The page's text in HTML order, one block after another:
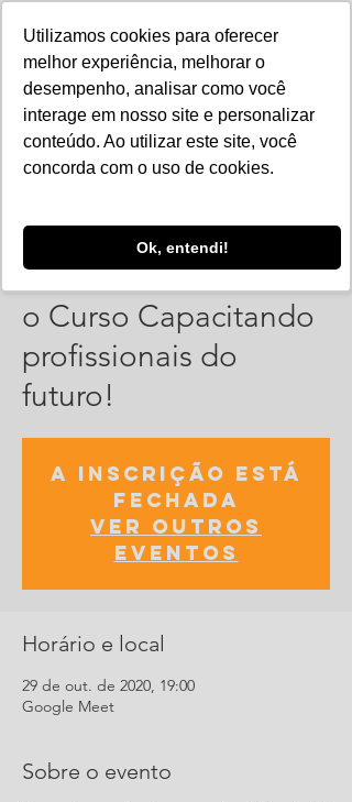
Utilizamos cookies para oferecer
melhor experiência, melhorar o
desempenho, analisar como você
interage em nosso site e personalizar
conteúdo. Ao utilizar este site, você
concorda com o uso de cookies.
Ok, entendi!
Live: Saiba mais sobre
o Curso Capacitando
profissionais do
futuro!
A inscrição está
fechada
Ver outros
eventos
Horário e local
29 de out. de 2020, 19:00
Google Meet
Sobre o evento